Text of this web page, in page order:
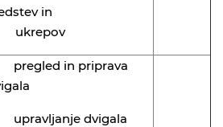
in
in priprava
dvigala